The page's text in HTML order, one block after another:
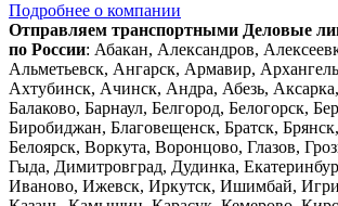
Подробнее о компании
Отправляем транспортными Деловые
по России: Абакан, Александров,
Альметьевск, Ангарск, Армавир,
Ахтубинск, Ачинск, Андра, Абезь,
Балаково, Барнаул, Белгород, Белогорск,
Биробиджан, Благовещенск, Братск,
Белоярск, Воркута, Воронцово, Глазов,
Гыда, Димитровград, Дудинка,
Иваново, Ижевск, Иркутск, Ишимбай,